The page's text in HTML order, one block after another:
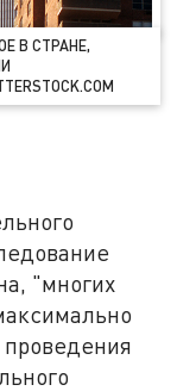
В СТРАНЕ,
"многих